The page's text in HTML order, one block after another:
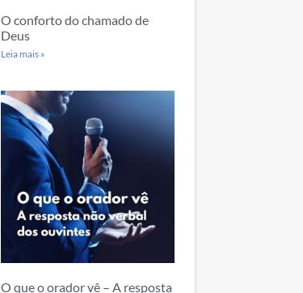
O conforto do chamado de
Deus
Leia mais »
O que o orador vê – A resposta